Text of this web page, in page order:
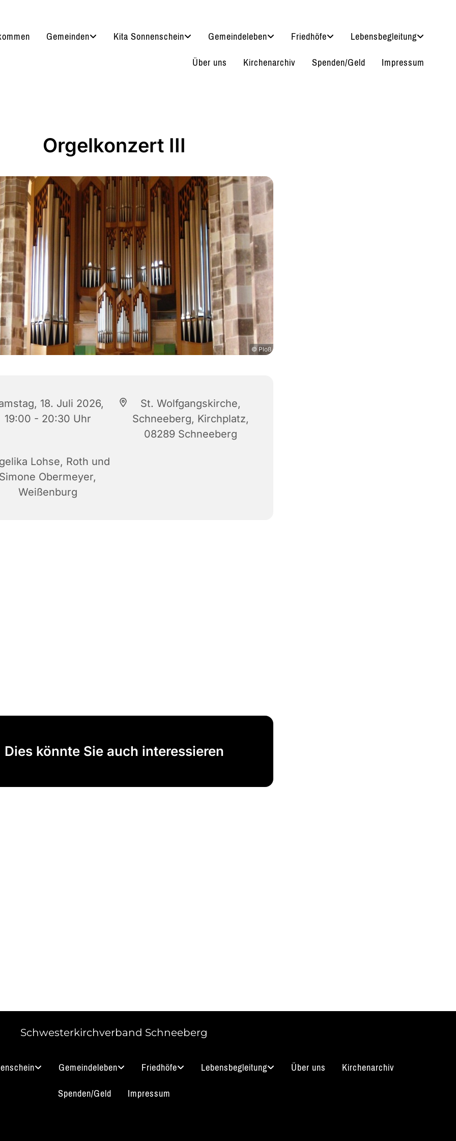
Gemeinden Kita Sonnenschein Gemeindeleben Friedhöfe
Lebensbegleitung
Über uns
Kirchenarchiv Spenden/Geld Impressum
Orgelkonzert III
© Ploß
18. Juli 2026,
19:00 - 20:30 Uhr
St. Wolfgangskirche,
Schneeberg, Kirchplatz,
08289 Schneeberg
Lohse, Roth und
Obermeyer,
Weißenburg
Dies könnte Sie auch interessieren
Schwesterkirchverband Schneeberg
Gemeindeleben Friedhöfe Lebensbegleitung Über uns
Kirchenarchiv
Spenden/Geld
Impressum